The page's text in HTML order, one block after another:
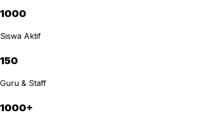
1000
Siswa Aktif
150
Guru & Staff
1000+